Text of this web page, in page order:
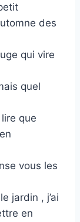
des
qui vire
quel
que
vous les
jardin , j’ai
en